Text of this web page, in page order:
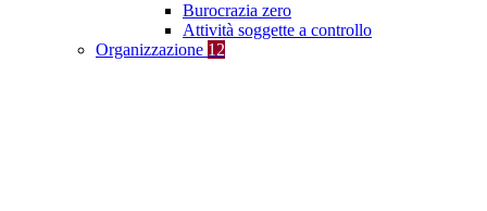
Burocrazia zero
Attività soggette a controllo
Organizzazione 12